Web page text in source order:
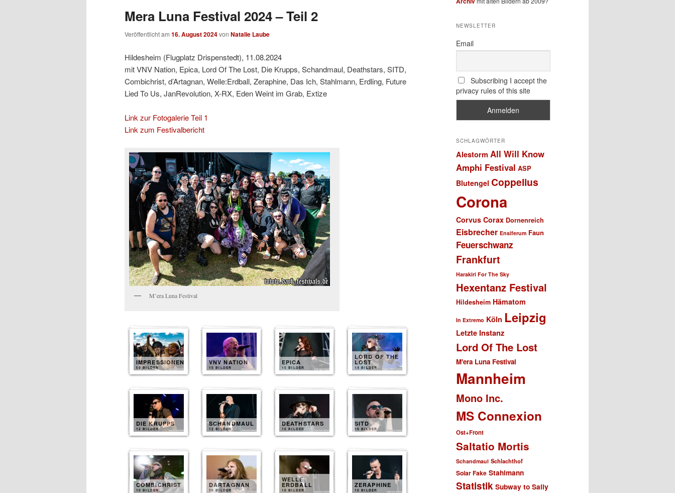
Mera Luna Festival 2024 – Teil 2
Veröffentlicht am 16. August 2024von Natalie Laube
Hildesheim (Flugplatz Drispenstedt), 11.08.2024
mit VNV Nation, Epica, Lord Of The Lost, Die Krupps, Schandmaul, Deathstars, SITD,
Combichrist, d’Artagnan, Welle:Erdball, Zeraphine, Das Ich, Stahlmann, Erdling, Future
Lied To Us, JanRevolution, X-RX, Eden Weint im Grab, Extize
Link zur Fotogalerie Teil 1
Link zum Festivalbericht
M’era Luna Festival
IMPRESSIONEN
50 BILDER
VNV NATION
15 BILDER
EPICA
15 BILDER
LORD OF THE
LOST
14 BILDER
DIE KRUPPS
12 BILDER
SCHANDMAUL
12 BILDER
DEATHSTARS
10 BILDER
SITD
10 BILDER
COMBICHRIST
10 BILDER
DARTAGNAN
10 BILDER
WELLE
ERDBALL
10 BILDER
ZERAPHINE
10 BILDER
NEWSLETTER
Email
Subscribing I accept the
privacy rules of this site
SCHLAGWÖRTER
Alestorm All Will Know
Amphi Festival ASP
Blutengel Coppelius
Corona
Corvus Corax Dornenreich
Eisbrecher Ensiferum Faun
Feuerschwanz
Frankfurt
Harakiri For The Sky
Hexentanz Festival
Hildesheim Hämatom
In Extremo Köln Leipzig
Letzte Instanz
Lord Of The Lost
M'era Luna Festival
Mannheim
Mono Inc.
MS Connexion
Ost+Front
Saltatio Mortis
Schandmaul Schlachthof
Solar Fake Stahlmann
Statistik Subway to Sally